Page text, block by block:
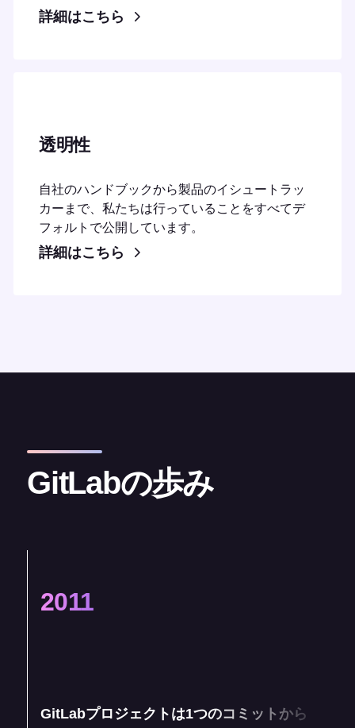
詳細はこちら
透明性
自社のハンドブックから製品のイシュートラッ
カーまで、私たちは行っていることをすべてデ
フォルトで公開しています。
詳細はこちら
GitLabの歩み
2011
GitLabプロジェクトは1つのコミットから